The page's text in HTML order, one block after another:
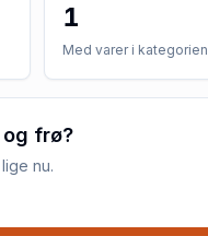
1
Med varer i kategorien
frø?
nu.